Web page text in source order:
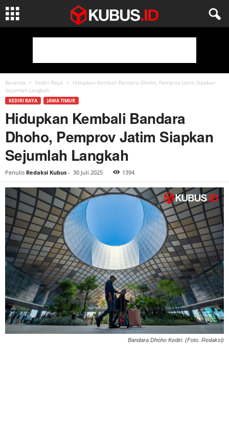
Beranda Kediri Raya
Hidupkan Kembali Bandara Dhoho, Pemprov Jatim Siapkan
Sejumlah Langkah
KEDIRI RAYA JAWA TIMUR
Hidupkan Kembali Bandara
Dhoho, Pemprov Jatim Siapkan
Sejumlah Langkah
Penulis Redaksi Kubus - 30 Juli 2025 1394
Bandara Dhoho Kediri. (Foto. Redaksi)